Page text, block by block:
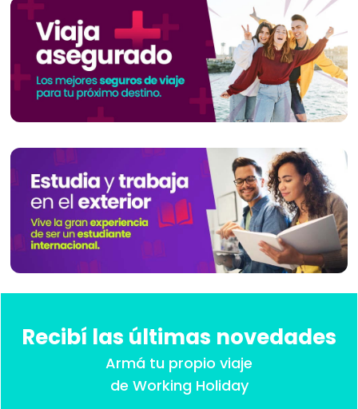
Recibí las últimas novedades
Armá tu propio viaje
de Working Holiday